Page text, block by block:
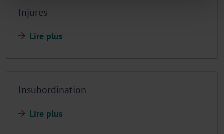
Injures
Lire plus
Insubordination
Lire plus